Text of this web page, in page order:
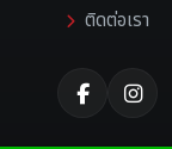
ติดต่อเรา